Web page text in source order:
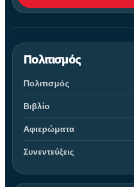
Πολιτισμός
Πολιτισμός
Βιβλίο
Αφιερώματα
Συνεντεύξεις